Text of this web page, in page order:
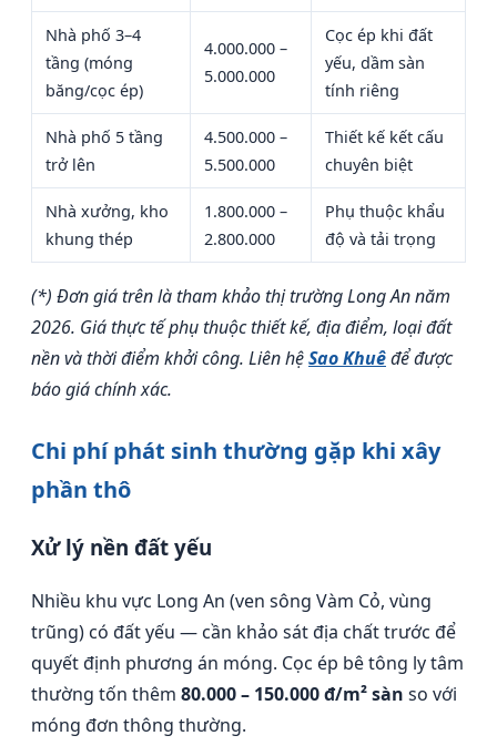
Nhà phố 3–4
tầng (móng
băng/cọc ép)
4.000.000 –
5.000.000
Cọc ép khi đất
yếu, dầm sàn
tính riêng
Nhà phố 5 tầng
trở lên
4.500.000 –
5.500.000
Thiết kế kết cấu
chuyên biệt
Nhà xưởng, kho
khung thép
1.800.000 –
2.800.000
Phụ thuộc khẩu
độ và tải trọng
(*) Đơn giá trên là tham khảo thị trường Long An năm
2026. Giá thực tế phụ thuộc thiết kế, địa điểm, loại đất
nền và thời điểm khởi công. Liên hệSao Khuêđể được
báo giá chính xác.
Chi phí phát sinh thường gặp khi xây
phần thô
Xử lý nền đất yếu
Nhiều khu vực Long An (ven sông Vàm Cỏ, vùng
trũng) có đất yếu — cần khảo sát địa chất trước để
quyết định phương án móng. Cọc ép bê tông ly tâm
thường tốn thêm 80.000 – 150.000 đ/m² sàn so với
móng đơn thông thường.